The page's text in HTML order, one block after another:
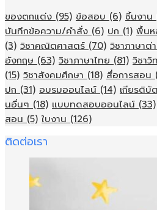
ของตกแต่ง (95) ข้อสอบ (6) ชิ้นงาน
บันทึกข้อความ/คำสั่ง (6) ปก (1) พื้นห
(3) วิชาคณิตศาสตร์ (70) วิชาภาษาต่
อังกฤษ (63) วิชาภาษาไทย (81) วิชาวิ
(15) วิชาสังคมศึกษา (18) สื่อการสอน
ปก (31) อบรมออนไลน์ (14) เกียรติบั
นอื่นๆ (18) แบบทดสอบออนไลน์ (33)
สอน (5) ใบงาน (126)
ติดต่อเรา